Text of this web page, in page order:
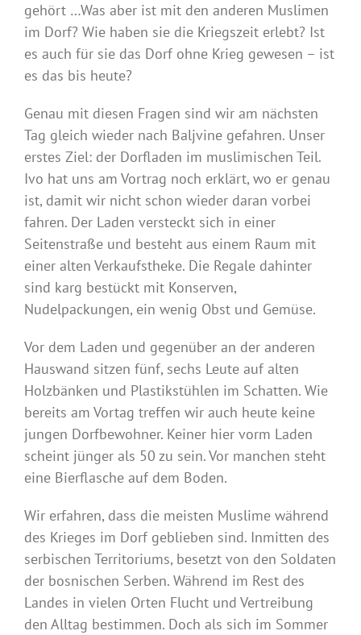
gehört …Was aber ist mit den anderen Muslimen
im Dorf? Wie haben sie die Kriegszeit erlebt? Ist
es auch für sie das Dorf ohne Krieg gewesen – ist
es das bis heute?
Genau mit diesen Fragen sind wir am nächsten
Tag gleich wieder nach Baljvine gefahren. Unser
erstes Ziel: der Dorfladen im muslimischen Teil.
Ivo hat uns am Vortrag noch erklärt, wo er genau
ist, damit wir nicht schon wieder daran vorbei
fahren. Der Laden versteckt sich in einer
Seitenstraße und besteht aus einem Raum mit
einer alten Verkaufstheke. Die Regale dahinter
sind karg bestückt mit Konserven,
Nudelpackungen, ein wenig Obst und Gemüse.
Vor dem Laden und gegenüber an der anderen
Hauswand sitzen fünf, sechs Leute auf alten
Holzbänken und Plastikstühlen im Schatten. Wie
bereits am Vortag treffen wir auch heute keine
jungen Dorfbewohner. Keiner hier vorm Laden
scheint jünger als 50 zu sein. Vor manchen steht
eine Bierflasche auf dem Boden.
Wir erfahren, dass die meisten Muslime während
des Krieges im Dorf geblieben sind. Inmitten des
serbischen Territoriums, besetzt von den Soldaten
der bosnischen Serben. Während im Rest des
Landes in vielen Orten Flucht und Vertreibung
den Alltag bestimmen. Doch als sich im Sommer